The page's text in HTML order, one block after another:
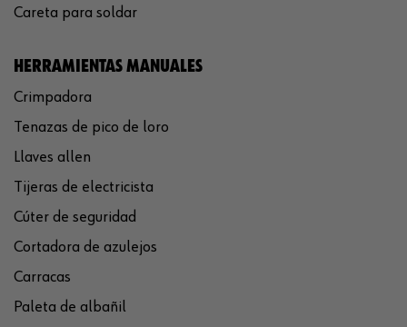
Careta para soldar
HERRAMIENTAS MANUALES
Crimpadora
Tenazas de pico de loro
Llaves allen
Tijeras de electricista
Cúter de seguridad
Cortadora de azulejos
Carracas
Paleta de albañil